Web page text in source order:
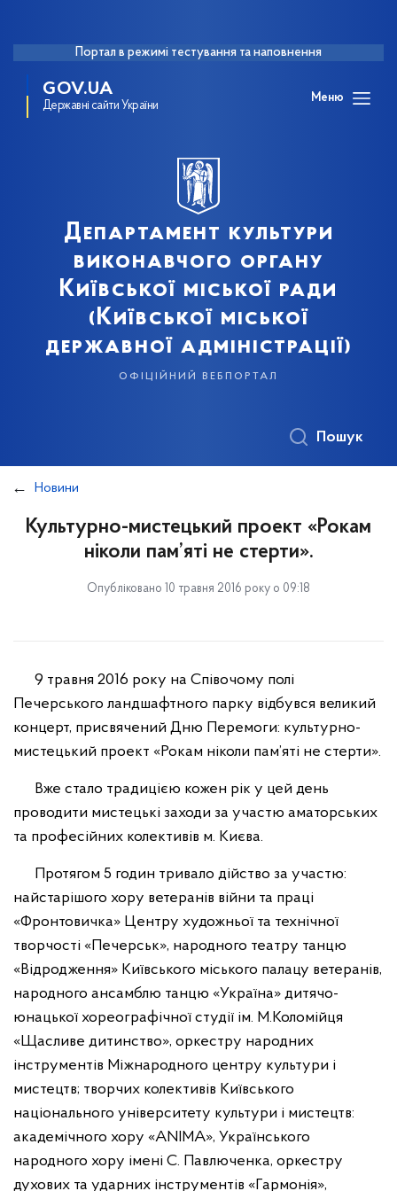
Портал в режимі тестування та наповнення
GOV.UA
Державні сайти України
Меню
Департамент культури
виконавчого органу
Київської міської ради
(Київської міської
державної адміністрації)
офіційний вебпортал
Пошук
Новини
Культурно-мистецький проект «Рокам
ніколи пам’яті не стерти».
Опубліковано 10 травня 2016 року о 09:18
9 травня 2016 року на Співочому полі
Печерського ландшафтного парку відбувся великий
концерт, присвячений Дню Перемоги: культурно-
мистецький проект «Рокам ніколи пам’яті не стерти».
Вже стало традицією кожен рік у цей день
проводити мистецькі заходи за участю аматорських
та професійних колективів м. Києва.
Протягом 5 годин тривало дійство за участю:
найстарішого хору ветеранів війни та праці
«Фронтовичка» Центру художньої та технічної
творчості «Печерськ», народного театру танцю
«Відродження» Київського міського палацу ветеранів,
народного ансамблю танцю «Україна» дитячо-
юнацької хореографічної студії ім. М.Коломійця
«Щасливе дитинство», оркестру народних
інструментів Міжнародного центру культури і
мистецтв; творчих колективів Київського
національного університету культури і мистецтв:
академічного хору «ANIMA», Українського
народного хору імені С. Павлюченка, оркестру
духових та ударних інструментів «Гармонія»,